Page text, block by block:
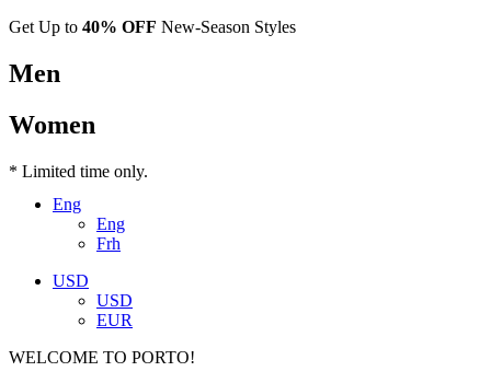
Get Up to 40% OFF New-Season Styles
Men
Women
* Limited time only.
Eng
Eng
Frh
USD
USD
EUR
WELCOME TO PORTO!